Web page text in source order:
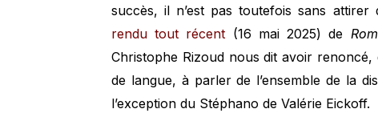
succès, il n’est pas toutefois sans attirer
rendu tout récent (16 mai 2025) de
Christophe Rizoud nous dit avoir
de langue, à parler de l’ensemble de la
l’exception du Stéphano de Valérie Eickoff.